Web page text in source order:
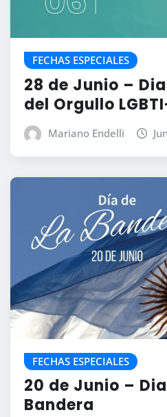
FECHAS ESPECIALES
28 de Junio –
del Orgullo
Mariano Endelli
FECHAS ESPECIALES
20 de Junio –
Bandera